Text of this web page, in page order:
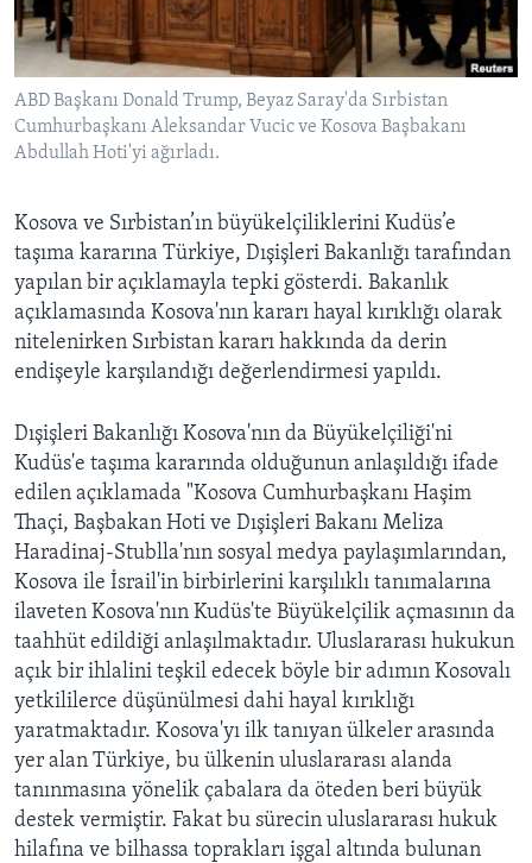
HAYATTAN
SANAT
BIZI TAKIP EDIN
Diller
ABD Başkanı Donald Trump, Beyaz Saray'da Sırbistan
Cumhurbaşkanı Aleksandar Vucic ve Kosova Başbakanı
Abdullah Hoti'yi ağırladı.
Kosova ve Sırbistan’ın büyükelçiliklerini Kudüs’e
taşıma kararına Türkiye, Dışişleri Bakanlığı tarafından
yapılan bir açıklamayla tepki gösterdi. Bakanlık
açıklamasında Kosova'nın kararı hayal kırıklığı olarak
nitelenirken Sırbistan kararı hakkında da derin
endişeyle karşılandığı değerlendirmesi yapıldı.
Dışişleri Bakanlığı Kosova'nın da Büyükelçiliği'ni
Kudüs'e taşıma kararında olduğunun anlaşıldığı ifade
edilen açıklamada "Kosova Cumhurbaşkanı Haşim
Thaçi, Başbakan Hoti ve Dışişleri Bakanı Meliza
Haradinaj-Stublla'nın sosyal medya paylaşımlarından,
Kosova ile İsrail'in birbirlerini karşılıklı tanımalarına
ilaveten Kosova'nın Kudüs'te Büyükelçilik açmasının da
taahhüt edildiği anlaşılmaktadır. Uluslararası hukukun
açık bir ihlalini teşkil edecek böyle bir adımın Kosovalı
yetkililerce düşünülmesi dahi hayal kırıklığı
yaratmaktadır. Kosova'yı ilk tanıyan ülkeler arasında
yer alan Türkiye, bu ülkenin uluslararası alanda
tanınmasına yönelik çabalara da öteden beri büyük
destek vermiştir. Fakat bu sürecin uluslararası hukuk
hilafına ve bilhassa toprakları işgal altında bulunan